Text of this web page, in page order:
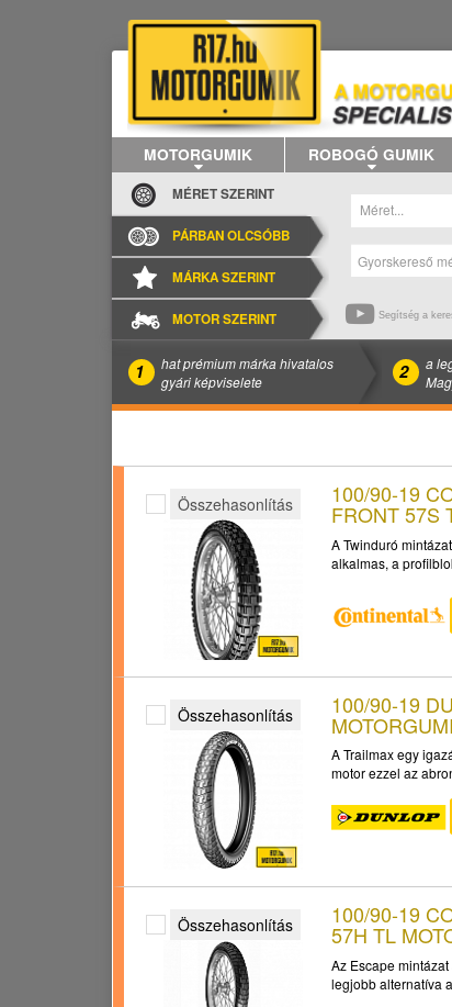
MOTORGUMIK ROBOGÓ GUMIK
MÉRET SZERINT
PÁRBAN OLCSÓBB
MÁRKA SZERINT
MOTOR SZERINT
Méret...
Segítség a
1
hat prémium márka hivatalos
gyári képviselete
2
a
Összehasonlítás 100/90-19
FRONT 57S
A Twinduró
alkalmas, a
Összehasonlítás 100/90-19
MOTORGUMI
A Trailmax egy
motor ezzel az
Összehasonlítás 100/90-19
57H TL
Az Escape
legjobb alternatíva